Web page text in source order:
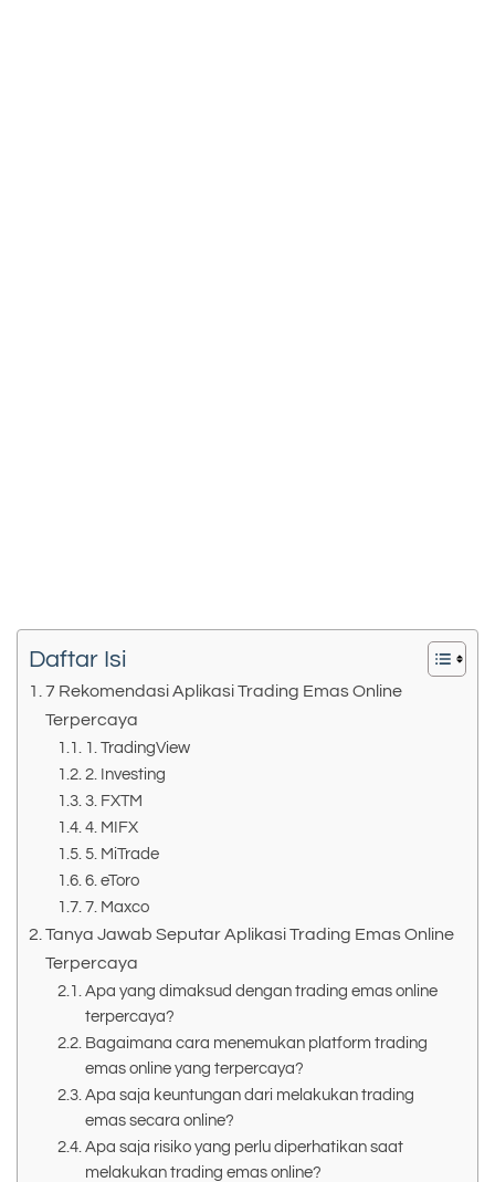
Daftar Isi
7 Rekomendasi Aplikasi Trading Emas Online
Terpercaya
1. TradingView
2. Investing
3. FXTM
4. MIFX
5. MiTrade
6. eToro
7. Maxco
Tanya Jawab Seputar Aplikasi Trading Emas Online
Terpercaya
Apa yang dimaksud dengan trading emas online
terpercaya?
Bagaimana cara menemukan platform trading
emas online yang terpercaya?
Apa saja keuntungan dari melakukan trading
emas secara online?
Apa saja risiko yang perlu diperhatikan saat
melakukan trading emas online?